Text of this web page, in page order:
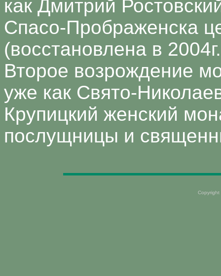
как Дмитрий
Спасо-Прображенска
(восстановлена в
Второе возрождение
уже как Свято-
Крупицкий женский
послущницы и